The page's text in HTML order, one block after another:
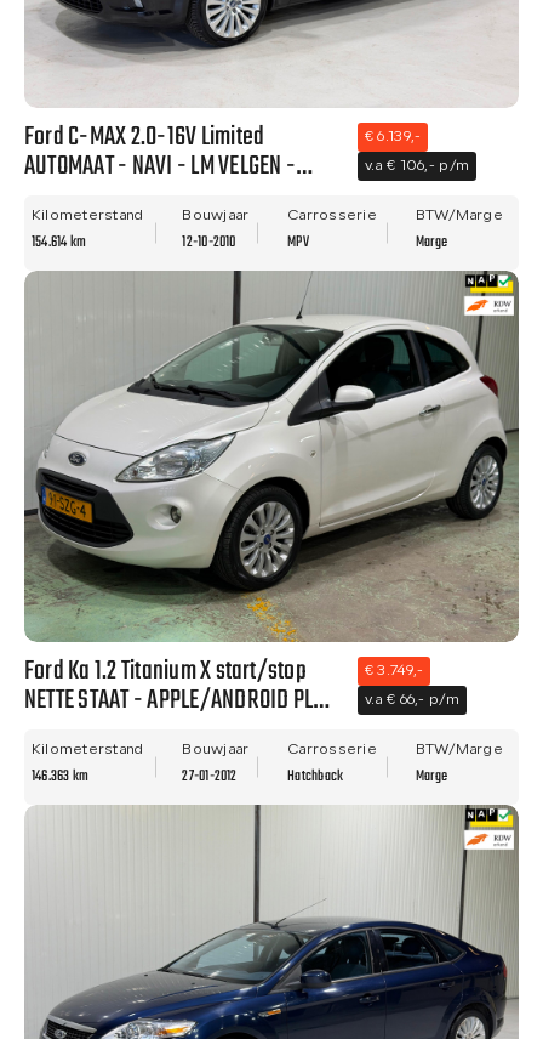
Ford C-MAX 2.0-16V Limited
AUTOMAAT - NAVI - LM VELGEN -
€ 6.139,-
v.a € 106,- p/m
Kilometerstand
154.614 km
Bouwjaar
12-10-2010
Carrosserie
MPV
BTW/Marge
Marge
Ford Ka 1.2 Titanium X start/stop
NETTE STAAT - APPLE/ANDROID PLAY
€ 3.749,-
v.a € 66,- p/m
Kilometerstand
146.363 km
Bouwjaar
27-01-2012
Carrosserie
Hatchback
BTW/Marge
Marge